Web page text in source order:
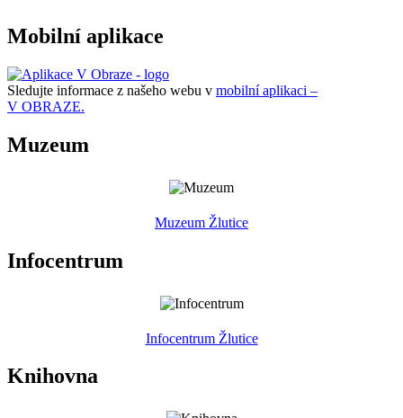
Mobilní aplikace
Sledujte informace z našeho webu v mobilní aplikaci –
V OBRAZE.
Muzeum
Muzeum Žlutice
Infocentrum
Infocentrum Žlutice
Knihovna